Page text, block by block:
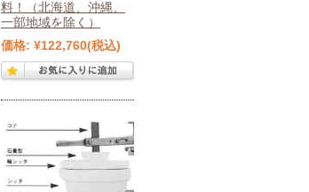
料！（北海道、沖縄、
一部地域を除く）
価格: ¥122,760(税込)